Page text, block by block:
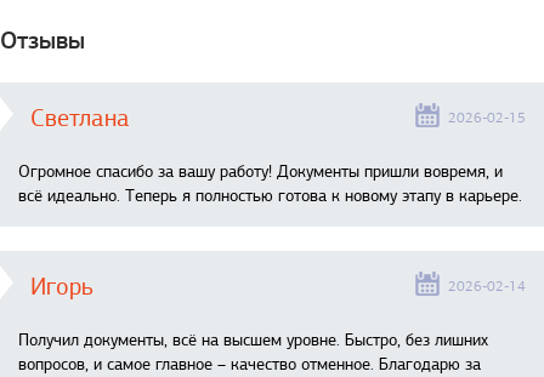
Отзывы
Светлана 2026-02-15
Огромное спасибо за вашу работу! Документы пришли вовремя, и
всё идеально. Теперь я полностью готова к новому этапу в карьере.
Игорь 2026-02-14
Получил документы, всё на высшем уровне. Быстро, без лишних
вопросов, и самое главное – качество отменное. Благодарю за